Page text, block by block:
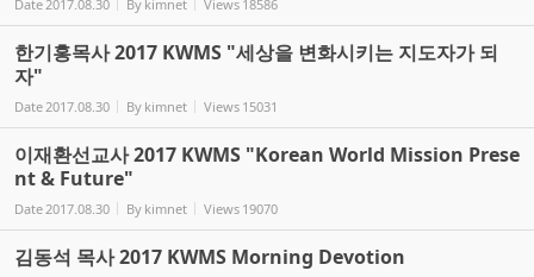
Date2017.08.30 By kimnet Views 18586
한기홍목사 2017 KWMS "세상을 변화시키는 지도자가 되
자"
Date2017.08.30 By kimnet Views 15031
이재환선교사 2017 KWMS "Korean World Mission Prese
nt & Future"
Date2017.08.30 By kimnet Views 19070
김동석 목사 2017 KWMS Morning Devotion